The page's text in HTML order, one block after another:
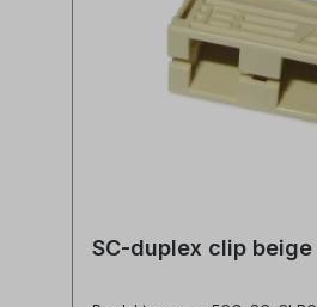
SC-duplex clip beige